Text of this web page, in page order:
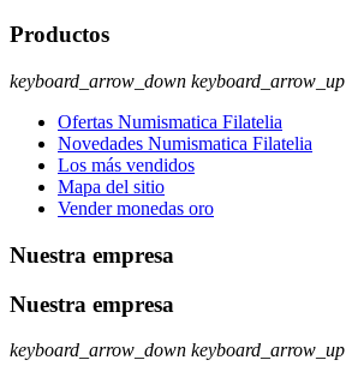
Productos
keyboard_arrow_down keyboard_arrow_up
Ofertas Numismatica Filatelia
Novedades Numismatica Filatelia
Los más vendidos
Mapa del sitio
Vender monedas oro
Nuestra empresa
Nuestra empresa
keyboard_arrow_down keyboard_arrow_up